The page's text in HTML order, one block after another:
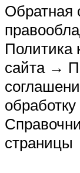
Политика
сайта →
страницы